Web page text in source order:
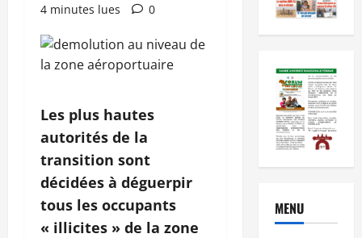
4 minutes lues
0
Les plus hautes
autorités de la
transition sont
décidées à déguerpir
tous les occupants
« illicites » de la zone
MENU